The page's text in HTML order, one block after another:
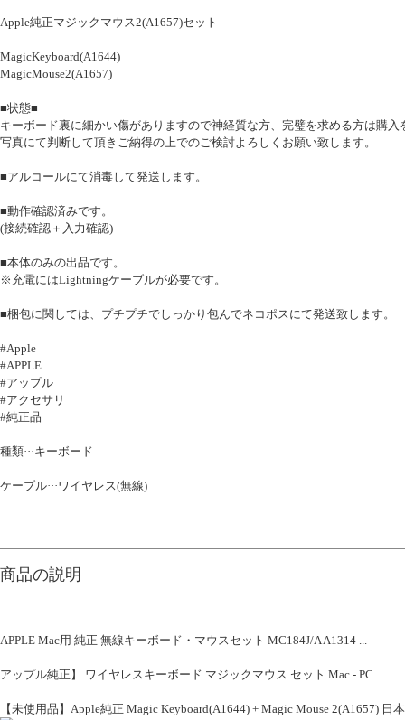
Apple純正マジックマウス2(A1657)セット
MagicKeyboard(A1644)
MagicMouse2(A1657)
■状態■
キーボード裏に細かい傷がありますので神経質な方、完璧を求める方は購入
写真にて判断して頂きご納得の上でのご検討よろしくお願い致します。
■アルコールにて消毒して発送します。
■動作確認済みです。
(接続確認＋入力確認)
■本体のみの出品です。
※充電にはLightningケーブルが必要です。
■梱包に関しては、プチプチでしっかり包んでネコポスにて発送致します。
#Apple
#APPLE
#アップル
#アクセサリ
#純正品
種類···キーボード
ケーブル···ワイヤレス(無線)
商品の説明
APPLE Mac用 純正 無線キーボード・マウスセット MC184J/A A1314 ...
アップル純正】 ワイヤレスキーボード マジックマウス セット Mac - PC ...
【未使用品】Apple純正 Magic Keyboard(A1644) + Magic Mouse 2(A1657)